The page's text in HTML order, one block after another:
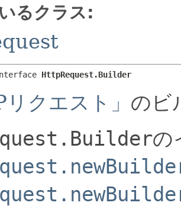
るクラス:
HttpRequest.Builder
リクエスト」 のビ
の